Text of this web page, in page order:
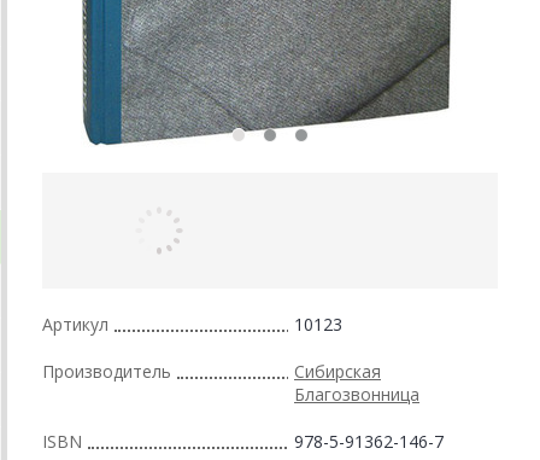
Артикул 10123
Производитель
Сибирская
Благозвонница
ISBN 978-5-91362-146-7